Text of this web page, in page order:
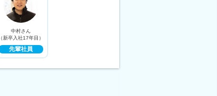
中村さん
（新卒入社17年目）
先輩社員